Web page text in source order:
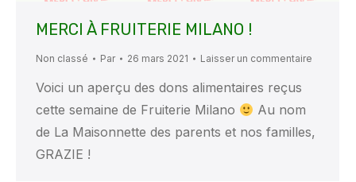
MERCI À FRUITERIE MILANO !
Non classé Par 26 mars 2021 Laisser un commentaire
Voici un aperçu des dons alimentaires reçus
cette semaine de Fruiterie Milano
Au nom
de La Maisonnette des parents et nos familles,
GRAZIE !